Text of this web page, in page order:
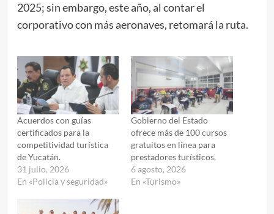
2025; sin embargo, este año, al contar el
corporativo con más aeronaves, retomará la ruta.
Acuerdos con guías
certificados para la
competitividad turística
de Yucatán.
31 julio, 2026
En «Policia y seguridad»
Gobierno del Estado
ofrece más de 100 cursos
gratuitos en línea para
prestadores turísticos.
6 agosto, 2026
En «Turismo»